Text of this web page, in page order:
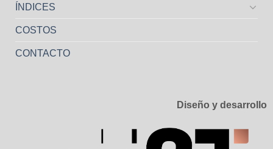
ÍNDICES
COSTOS
CONTACTO
Diseño y desarrollo